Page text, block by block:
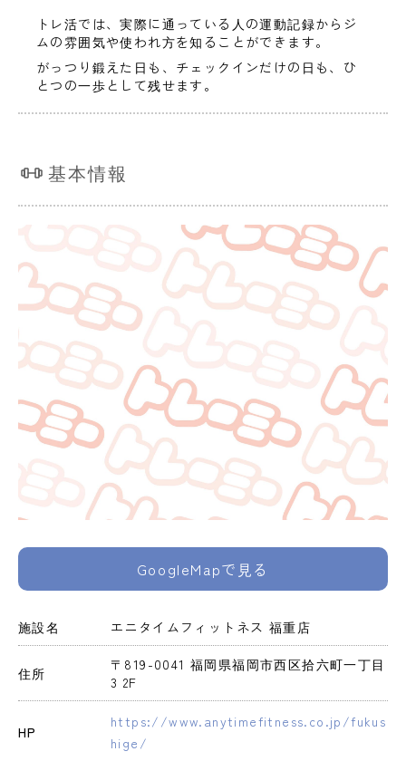
トレ活では、実際に通っている人の運動記録からジ
ムの雰囲気や使われ方を知ることができます。
がっつり鍛えた日も、チェックインだけの日も、ひ
とつの一歩として残せます。
基本情報
GoogleMapで見る
施設名 エニタイムフィットネス 福重店
住所
〒819-0041 福岡県福岡市西区拾六町一丁目
3 2F
HP
https://www.anytimefitness.co.jp/fukus
hige/